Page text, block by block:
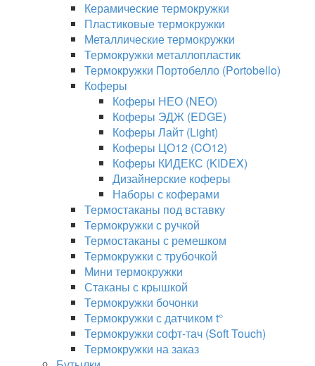
Керамические термокружки
Пластиковые термокружки
Металлические термокружки
Термокружки металлопластик
Термокружки Портобелло (Portobello)
Коферы
Коферы НЕО (NEO)
Коферы ЭДЖ (EDGE)
Коферы Лайт (Light)
Коферы ЦО12 (CO12)
Коферы КИДЕКС (KIDEX)
Дизайнерские коферы
Наборы с коферами
Термостаканы под вставку
Термокружки с ручкой
Термостаканы с ремешком
Термокружки с трубочкой
Мини термокружки
Стаканы с крышкой
Термокружки бочонки
Термокружки с датчиком t°
Термокружки софт-тач (Soft Touch)
Термокружки на заказ